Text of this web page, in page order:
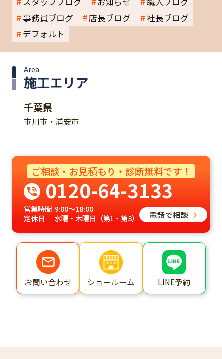
事務員ブログ
店長ブログ
社長ブログ
デフォルト
施工エリア
Area
千葉県
市川市・浦安市
ご相談・お見積もり・診断無料です！
0120-64-3133
営業時間 9:00～18:00
定休日
水曜・木曜日（第1・第3） 電話で相談
お問い合わせ ショールーム LINE予約